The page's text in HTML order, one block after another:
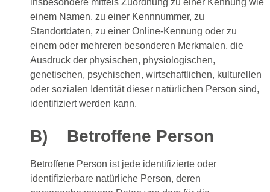
insbesondere mittels Zuordnung zu einer Kennung wie
einem Namen, zu einer Kennnummer, zu
Standortdaten, zu einer Online-Kennung oder zu
einem oder mehreren besonderen Merkmalen, die
Ausdruck der physischen, physiologischen,
genetischen, psychischen, wirtschaftlichen, kulturellen
oder sozialen Identität dieser natürlichen Person sind,
identifiziert werden kann.
B) Betroffene Person
Betroffene Person ist jede identifizierte oder
identifizierbare natürliche Person, deren